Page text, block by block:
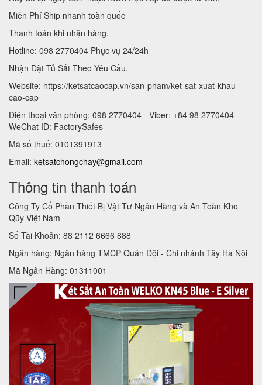
Miễn Phí Ship nhanh toàn quốc
Thanh toán khi nhận hàng.
Hotline: 098 2770404 Phục vụ 24/24h
Nhận Đặt Tủ Sắt Theo Yêu Cầu.
Website: https://ketsatcaocap.vn/san-pham/ket-sat-xuat-khau-
cao-cap
Điện thoại văn phòng: 098 2770404 - Viber: +84 98 2770404 -
WeChat ID: FactorySafes
Mã số thuế: 0101391913
Email: ketsatchongchay@gmail.com
Thông tin thanh toán
Công Ty Cổ Phần Thiết Bị Vật Tư Ngân Hàng và An Toàn Kho
Qũy Việt Nam
Số Tài Khoản: 88 2112 6666 888
Ngân hàng: Ngân hàng TMCP Quân Đội - Chi nhánh Tây Hà Nội
Mã Ngân Hàng: 01311001